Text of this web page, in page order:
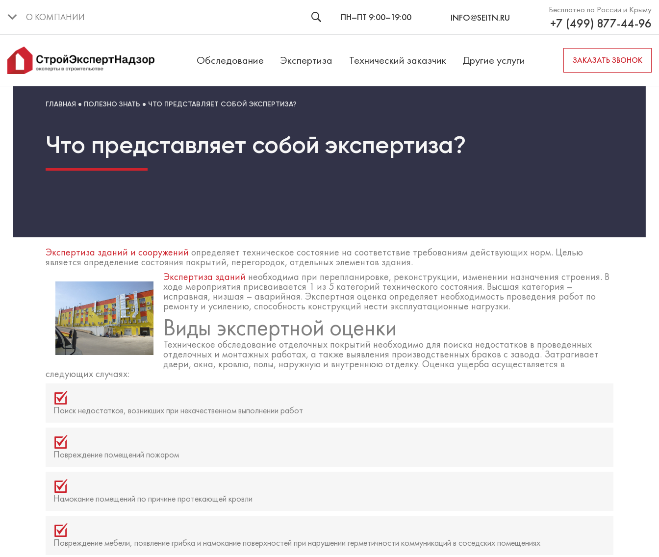
О КОМПАНИИ ПН–ПТ 9:00–19:00 INFO@SEITN.RU
Бесплатно по России и Крыму
+7 (499) 877-44-96
Обследование Экспертиза Технический заказчик Другие услуги ЗАКАЗАТЬ ЗВОНОК
ГЛАВНАЯ ПОЛЕЗНО ЗНАТЬ ЧТО ПРЕДСТАВЛЯЕТ СОБОЙ ЭКСПЕРТИЗА?
Что представляет собой экспертиза?
Экспертиза зданий и сооружений определяет техническое состояние на соответствие требованиям действующих норм. Целью
является определение состояния покрытий, перегородок, отдельных элементов здания.
Экспертиза зданий необходима при перепланировке, реконструкции, изменении назначения строения. В
ходе мероприятия присваивается 1 из 5 категорий технического состояния. Высшая категория –
исправная, низшая – аварийная. Экспертная оценка определяет необходимость проведения работ по
ремонту и усилению, способность конструкций нести эксплуатационные нагрузки.
Виды экспертной оценки
Техническое обследование отделочных покрытий необходимо для поиска недостатков в проведенных
отделочных и монтажных работах, а также выявления производственных браков с завода. Затрагивает
двери, окна, кровлю, полы, наружную и внутреннюю отделку. Оценка ущерба осуществляется в
следующих случаях:
Поиск недостатков, возникших при некачественном выполнении работ
Повреждение помещений пожаром
Намокание помещений по причине протекающей кровли
Повреждение мебели, появление грибка и намокание поверхностей при нарушении герметичности коммуникаций в соседских помещениях